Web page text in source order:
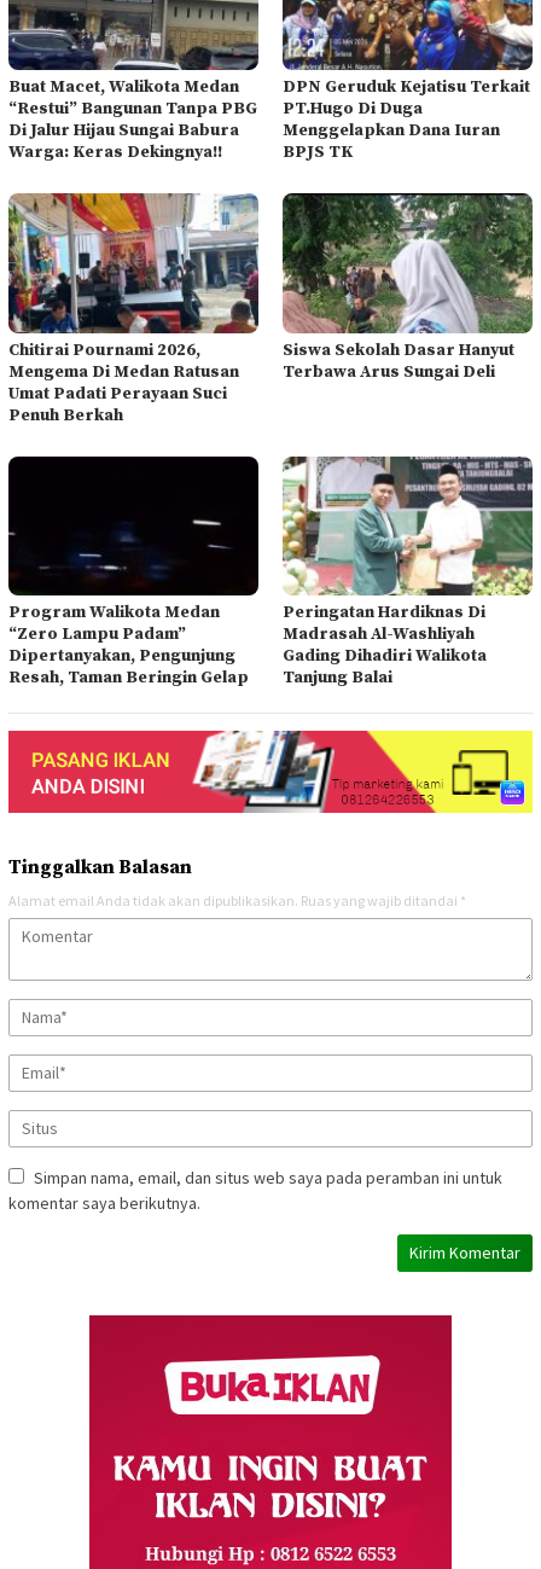
Buat Macet, Walikota Medan
“Restui” Bangunan Tanpa PBG
Di Jalur Hijau Sungai Babura
Warga: Keras Dekingnya!!
DPN Geruduk Kejatisu Terkait
PT.Hugo Di Duga
Menggelapkan Dana Iuran
BPJS TK
Chitirai Pournami 2026,
Mengema Di Medan Ratusan
Umat Padati Perayaan Suci
Penuh Berkah
Siswa Sekolah Dasar Hanyut
Terbawa Arus Sungai Deli
Program Walikota Medan
“Zero Lampu Padam”
Dipertanyakan, Pengunjung
Resah, Taman Beringin Gelap
Peringatan Hardiknas Di
Madrasah Al-Washliyah
Gading Dihadiri Walikota
Tanjung Balai
Tinggalkan Balasan
Alamat email Anda tidak akan dipublikasikan. Ruas yang wajib ditandai *
Simpan nama, email, dan situs web saya pada peramban ini untuk
komentar saya berikutnya.